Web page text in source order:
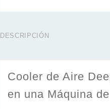
DESCRIPCIÓN
Cooler de Aire
en una Máquina